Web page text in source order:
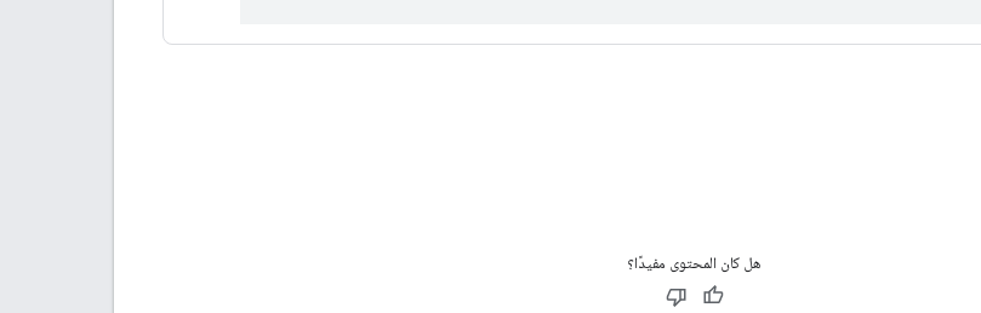
هل كان المحتوى مفيدًا؟